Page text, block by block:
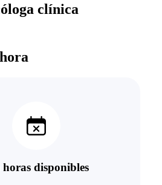
clínica
horas disponibles